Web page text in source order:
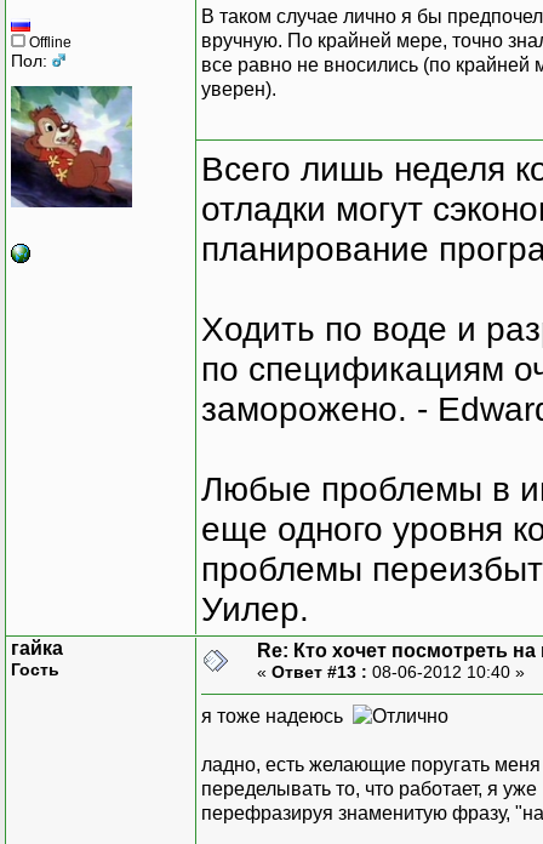
Offline
Пол:
В таком случае лично я бы
вручную. По крайней мере, точно
все равно не вносились (по крайней
уверен).
Всего лишь неделя
отладки могут
планирование
Ходить по воде и
по спецификациям
заморожено. -
Любые проблемы в
еще одного уровня
проблемы
Уилер.
гайка
Гость
Re: Кто хочет посмотреть
« Ответ #13 : 08-06-2012 10:40 »
я тоже надеюсь
ладно, есть желающие поругать
переделывать то, что работает, я
перефразируя знаменитую фразу,